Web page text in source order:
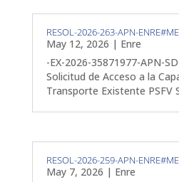
RESOL-2026-263-APN-
May 12, 2026 | Enre
-EX-2026-35871977-APN-
Solicitud de Acceso a la
Transporte Existente PSFV
RESOL-2026-259-APN-
May 7, 2026 | Enre